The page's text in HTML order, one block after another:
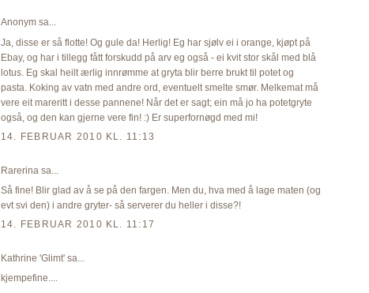
Anonym sa...
Ja, disse er så flotte! Og gule da! Herlig! Eg har sjølv ei i orange, kjøpt på
Ebay, og har i tillegg fått forskudd på arv eg også - ei kvit stor skål med blå
lotus. Eg skal heilt ærlig innrømme at gryta blir berre brukt til potet og
pasta. Koking av vatn med andre ord, eventuelt smelte smør. Melkemat må
vere eit mareritt i desse pannene! Når det er sagt; ein må jo ha potetgryte
også, og den kan gjerne vere fin! :) Er superfornøgd med mi!
14. FEBRUAR 2010 KL. 11:13
Rarerina sa...
Så fine! Blir glad av å se på den fargen. Men du, hva med å lage maten (og
evt svi den) i andre gryter- så serverer du heller i disse?!
14. FEBRUAR 2010 KL. 11:17
Kathrine 'Glimt' sa...
kjempefine....